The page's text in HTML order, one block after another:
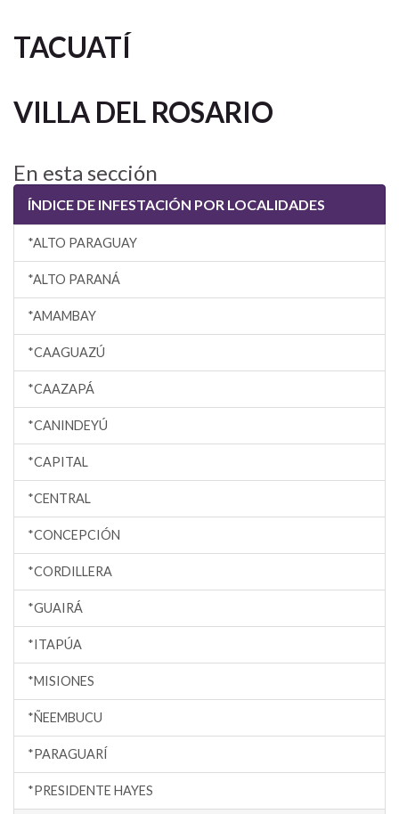
TACUATÍ
VILLA DEL ROSARIO
En esta sección
ÍNDICE DE INFESTACIÓN POR LOCALIDADES
*ALTO PARAGUAY
*ALTO PARANÁ
*AMAMBAY
*CAAGUAZÚ
*CAAZAPÁ
*CANINDEYÚ
*CAPITAL
*CENTRAL
*CONCEPCIÓN
*CORDILLERA
*GUAIRÁ
*ITAPÚA
*MISIONES
*ÑEEMBUCU
*PARAGUARÍ
*PRESIDENTE HAYES